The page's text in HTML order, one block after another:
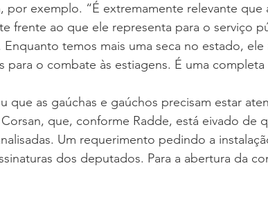
por exemplo. “É extremamente relevante que
frente ao que ele representa para o serviço
temos mais uma seca no estado,
para o combate às estiagens. É uma completa
que as gaúchas e gaúchos precisam estar
que, conforme Radde, está eivado de
Um requerimento pedindo a
dos deputados. Para a abertura da